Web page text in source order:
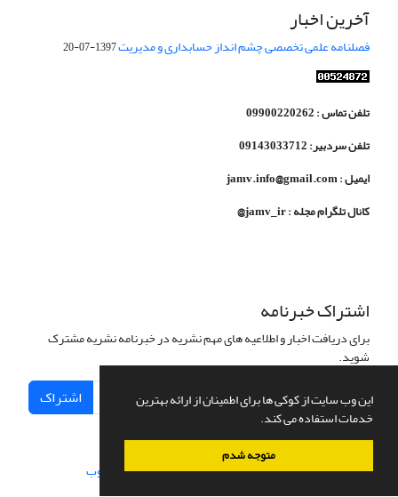
این وب سایت از کوکی ها برای اطمینان از ارائه بهترین
خدمات استفاده می کند.
متوجه شدم
آخرین اخبار
فصلنامه علمی تخصصی چشم انداز حسابداری و مدیریت1397-07-20
تلفن تماس : 09900220262
تلفن سردبیر: 09143033712
ایمیل : jamv.info@gmail.com
کانال تلگرام مجله : jamv_ir@
اشتراک خبرنامه
برای دریافت اخبار و اطلاعیه های مهم نشریه در خبرنامه نشریه مشترک
شوید.
اشتراک
سامانه مدیریت نشریات علمی.طراحی و پیاده سازی از سیناوب